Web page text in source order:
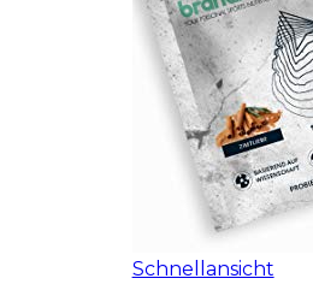
Schnellansicht